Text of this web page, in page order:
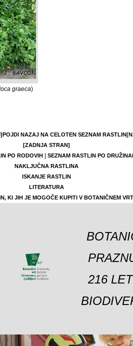
graeca)
POJDI NAZAJ NA CELOTEN SEZNAM RASTLIN
[ZADNJA STRAN]
PO RODOVIH|
SEZNAM RASTLIN PO
NAKLJUČNA RASTLINA
ISKANJE RASTLIN
LITERATURA
KI JIH JE MOGOČE KUPITI V BOTANIČNEM
216